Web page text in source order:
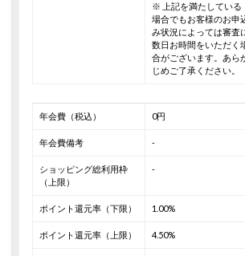
※ 上記を満たしている
場合でもお客様のお申
み状況によっては審査
数日お時間をいただく
合がございます。あら
じめご了承ください。
年会費（税込） 0円
年会費備考 -
ショッピング総利用枠
（上限）
-
ポイント還元率（下限） 1.00%
ポイント還元率（上限） 4.50%